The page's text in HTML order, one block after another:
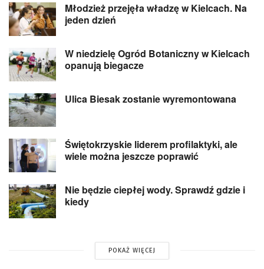
Młodzież przejęła władzę w Kielcach. Na
jeden dzień
W niedzielę Ogród Botaniczny w Kielcach
opanują biegacze
Ulica Biesak zostanie wyremontowana
Świętokrzyskie liderem profilaktyki, ale
wiele można jeszcze poprawić
Nie będzie ciepłej wody. Sprawdź gdzie i
kiedy
POKAŻ WIĘCEJ